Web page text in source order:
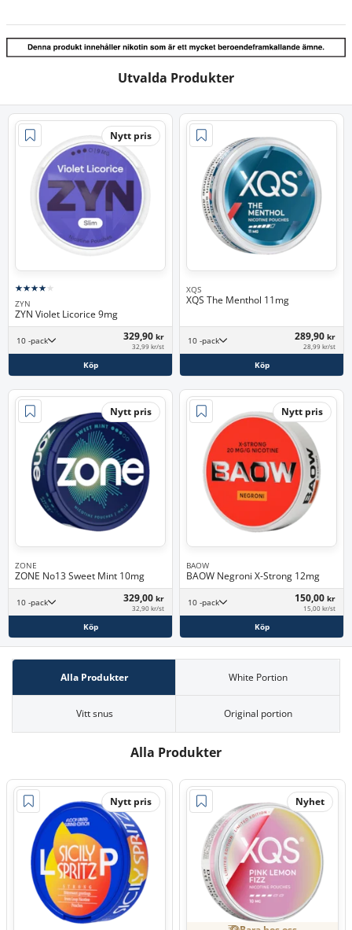
Utvalda Produkter
Nytt pris
ZYN
ZYN Violet Licorice 9mg
10 -pack 329,90 kr
32,99 kr/st
Köp
XQS
XQS The Menthol 11mg
10 -pack 289,90 kr
28,99 kr/st
Köp
Nytt pris
ZONE
ZONE No13 Sweet Mint 10mg
10 -pack 329,00 kr
32,90 kr/st
Köp
Nytt pris
BAOW
BAOW Negroni X-Strong 12mg
10 -pack 150,00 kr
15,00 kr/st
Köp
Alla Produkter White Portion
Vitt snus Original portion
Alla Produkter
Nytt pris Nyhet